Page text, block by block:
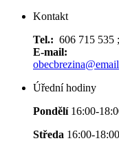
Kontakt
Tel.: 606 715 535
E-mail:
Úřední hodiny
Pondělí 16:00-
Středa 16:00-18:00